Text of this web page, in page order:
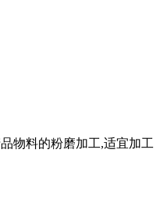
物料的粉磨加工,适宜加工